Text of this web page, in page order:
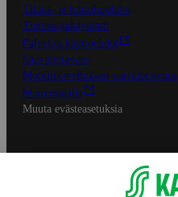
Tilaus- ja toimitusehdot
Tietosuojakäytäntö
Palvelun käyttöehdot
Saavutettavuus
Mobiilisovelluksen saavutettavuus
Mainostajalle
Muuta evästeasetuksia
S-ryhmän palvelut